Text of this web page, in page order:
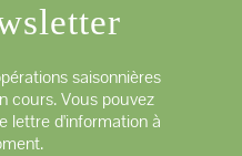
saisonnières
cours. Vous pouvez
lettre d'information à